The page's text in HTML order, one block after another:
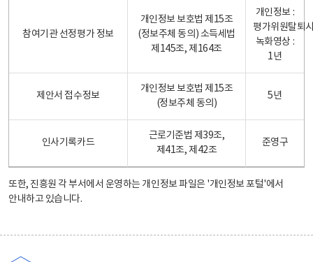
참여기관 선정평가 정보
개인정보 보호법 제15조
(정보주체 동의) 소득세법
제145조, 제164조
개인정보 :
평가위원탈퇴
녹화영상 :
1년
제안서 접수정보
개인정보 보호법 제15조
(정보주체 동의)
5년
인사기록카드
근로기준법 제39조,
제41조, 제42조
준영구
또한, 진흥원 각 부서에서 운영하는 개인정보 파일은 '개인정보 포털'에서
안내하고 있습니다.